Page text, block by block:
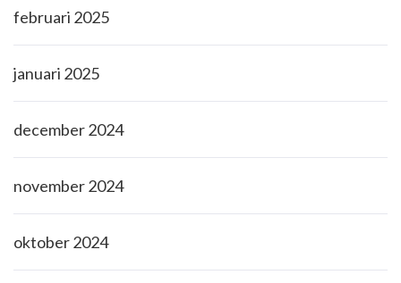
februari 2025
januari 2025
december 2024
november 2024
oktober 2024